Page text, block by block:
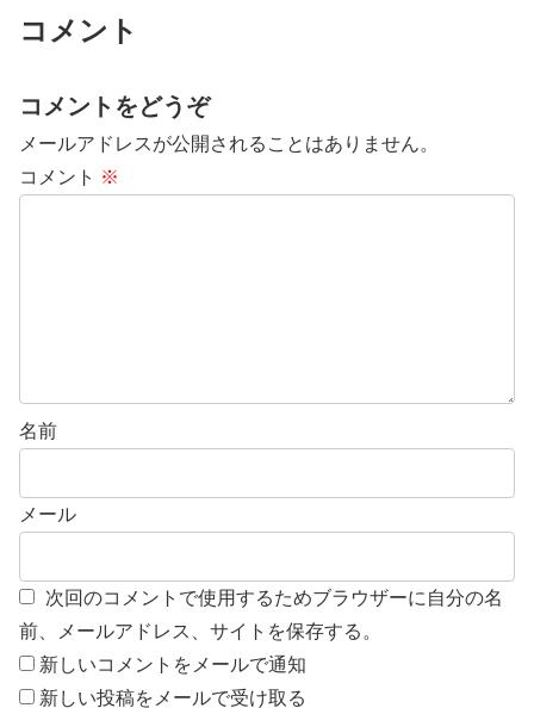
コメント
コメントをどうぞ
メールアドレスが公開されることはありません。
コメント ※
名前
メール
次回のコメントで使用するためブラウザーに自分の名
前、メールアドレス、サイトを保存する。
新しいコメントをメールで通知
新しい投稿をメールで受け取る